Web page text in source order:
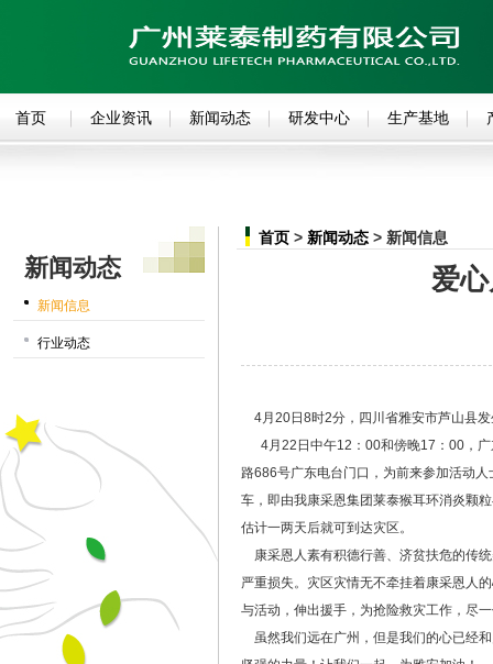
首页 企业资讯 新闻动态 研发中心 生产基地
新闻动态
新闻信息
行业动态
首页 > 新闻动态 > 新闻信息
爱
4月20日8时2分，四川省雅安市芦山县
4月22日中午12：00和傍晚17：00，广
路686号广东电台门口，为前来参加活动
车，即由我康采恩集团莱泰猴耳环消炎颗
估计一两天后就可到达灾区。
康采恩人素有积德行善、济贫扶危的传
严重损失。灾区灾情无不牵挂着康采恩人
与活动，伸出援手，为抢险救灾工作，尽
虽然我们远在广州，但是我们的心已经